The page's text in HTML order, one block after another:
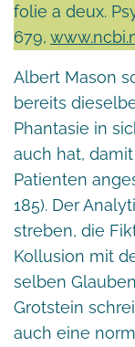
folie a deux.
679,
Albert Mason
bereits
Phantasie in
auch hat,
Patienten
185). Der
streben, die
Kollusion mit
selben
Grotstein
auch eine